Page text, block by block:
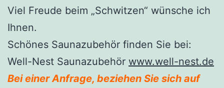
Viel Freude beim „Schwitzen“ wünsche ich
Ihnen.
Schönes Saunazubehör finden Sie bei:
Well-Nest Saunazubehör www.well-nest.de
Bei einer Anfrage, beziehen Sie sich auf